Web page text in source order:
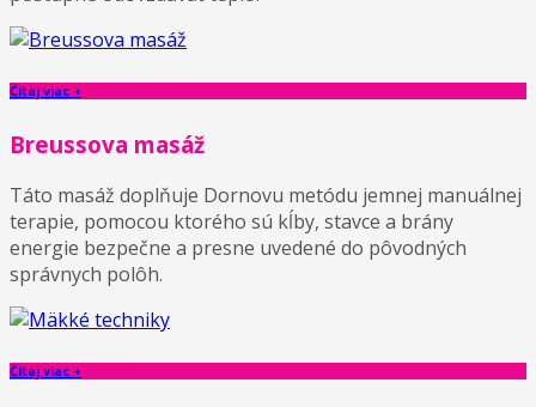
Čítaj viac +
Breussova masáž
Táto masáž doplňuje Dornovu metódu jemnej manuálnej
terapie, pomocou ktorého sú kĺby, stavce a brány
energie bezpečne a presne uvedené do pôvodných
správnych polôh.
Čítaj viac +